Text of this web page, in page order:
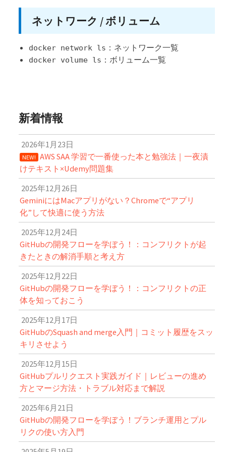
ネットワーク / ボリューム
docker network ls ：ネットワーク一覧
docker volume ls ：ボリューム一覧
新着情報
2026年1月23日
NEW! AWS SAA 学習で一番使った本と勉強法｜一夜漬
けテキスト×Udemy問題集
2025年12月26日
GeminiにはMacアプリがない？Chromeで“アプリ
化”して快適に使う方法
2025年12月24日
GitHubの開発フローを学ぼう！：コンフリクトが起
きたときの解消手順と考え方
2025年12月22日
GitHubの開発フローを学ぼう！：コンフリクトの正
体を知っておこう
2025年12月17日
GitHubのSquash and merge入門｜コミット履歴をスッ
キリさせよう
2025年12月15日
GitHubプルリクエスト実践ガイド｜レビューの進め
方とマージ方法・トラブル対応まで解説
2025年6月21日
GitHubの開発フローを学ぼう！ブランチ運用とプル
リクの使い方入門